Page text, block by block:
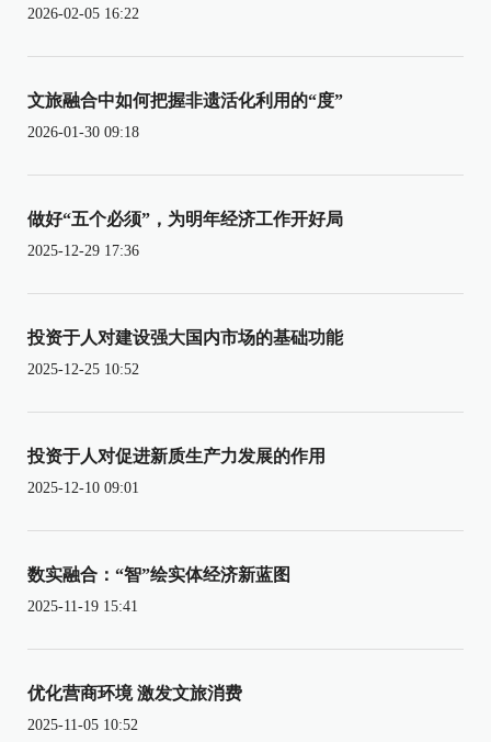
2026-02-05 16:22
文旅融合中如何把握非遗活化利用的“度”
2026-01-30 09:18
做好“五个必须”，为明年经济工作开好局
2025-12-29 17:36
投资于人对建设强大国内市场的基础功能
2025-12-25 10:52
投资于人对促进新质生产力发展的作用
2025-12-10 09:01
数实融合：“智”绘实体经济新蓝图
2025-11-19 15:41
优化营商环境 激发文旅消费
2025-11-05 10:52